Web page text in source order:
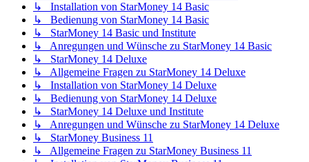
↳ Installation von StarMoney 14 Basic
↳ Bedienung von StarMoney 14 Basic
↳ StarMoney 14 Basic und Institute
↳ Anregungen und Wünsche zu StarMoney 14 Basic
↳ StarMoney 14 Deluxe
↳ Allgemeine Fragen zu StarMoney 14 Deluxe
↳ Installation von StarMoney 14 Deluxe
↳ Bedienung von StarMoney 14 Deluxe
↳ StarMoney 14 Deluxe und Institute
↳ Anregungen und Wünsche zu StarMoney 14 Deluxe
↳ StarMoney Business 11
↳ Allgemeine Fragen zu StarMoney Business 11